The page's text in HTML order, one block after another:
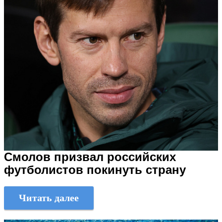
Смолов призвал российских
футболистов покинуть страну
Читать далее